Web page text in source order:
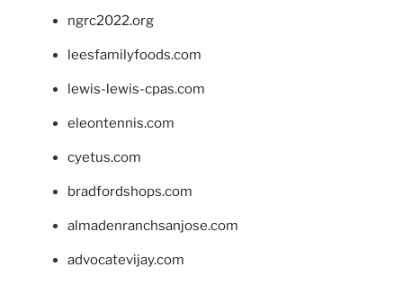
ngrc2022.org
leesfamilyfoods.com
lewis-lewis-cpas.com
eleontennis.com
cyetus.com
bradfordshops.com
almadenranchsanjose.com
advocatevijay.com